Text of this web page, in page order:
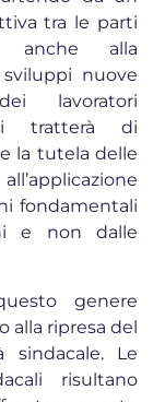
tra le parti
anche alla
nuove
lavoratori
tratterà di
la tutela delle
fondamentali
e non dalle
genere
alla ripresa del
Le
risultano